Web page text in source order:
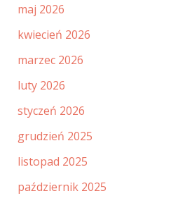
maj 2026
kwiecień 2026
marzec 2026
luty 2026
styczeń 2026
grudzień 2025
listopad 2025
październik 2025